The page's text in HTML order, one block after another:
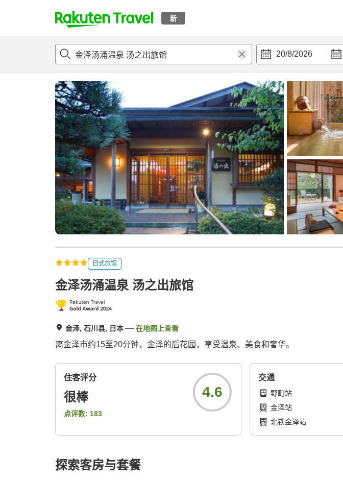
新
t
p
a
g
e
_
s
e
a
r
c
h
20/8/2026
概况 客房及住宿套餐评论设施
日式旅馆
金泽汤涌温泉 汤之出旅馆
金泽, 石川县, 日本 在地图上查看
离金泽市约15至20分钟，金泽的后花园，享受温泉、美食和奢华。
住客评分
很棒
点评数: 183
4.6
交通
野町站
金泽站
北铁金泽站
探索客房与套餐